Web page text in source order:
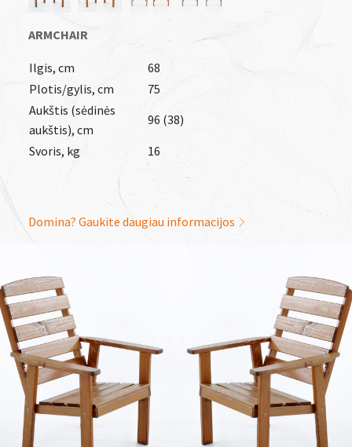
ARMCHAIR
Ilgis, cm
68
Plotis/gylis, cm
75
Aukštis (sėdinės
aukštis), cm
96 (38)
Svoris, kg
16
Domina? Gaukite daugiau informacijos